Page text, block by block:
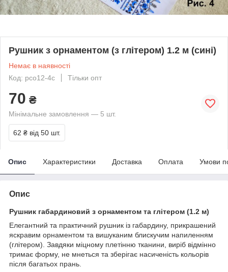
Рушник з орнаментом (з глітером) 1.2 м (сині)
Немає в наявності
Код: рсо12-4с
Тільки опт
70 ₴
Мінімальне замовлення — 5 шт.
62 ₴ від 50 шт.
Опис Характеристики Доставка Оплата Умови
Опис
Рушник габардиновий з орнаментом та глітером (1.2 м)
Елегантний та практичний рушник із габардину, прикрашений
яскравим орнаментом та вишуканим блискучим напиленням
(глітером). Завдяки міцному плетінню тканини, виріб відмінно
тримає форму, не мнеться та зберігає насиченість кольорів
після багатьох прань.